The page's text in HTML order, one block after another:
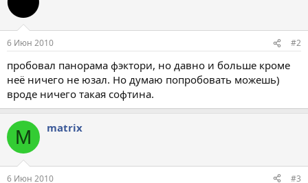
6 Июн 2010 #2
пробовал панорама фэктори, но давно и больше кроме
неё ничего не юзал. Но думаю попробовать можешь)
вроде ничего такая софтина.
M matrix
6 Июн 2010 #3